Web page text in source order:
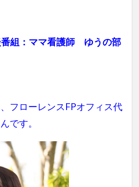
番組：ママ看護師 ゆうの部
フローレンスFPオフィス代
です。